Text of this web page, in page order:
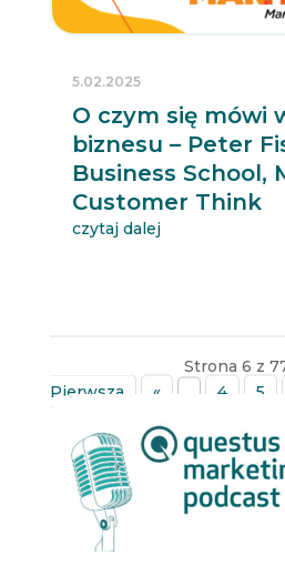
O czym się mówi
biznesu – Peter
Business School,
Customer Think
5.02.2025
czytaj dalej
Strona 6 z
Pierwsza
« 4 5